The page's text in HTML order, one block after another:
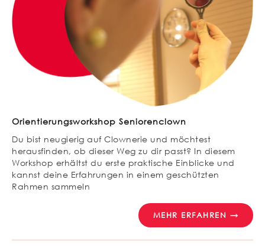
Orientierungsworkshop Seniorenclown
Du bist neugierig auf Clownerie und möchtest
herausfinden, ob dieser Weg zu dir passt? In diesem
Workshop erhältst du erste praktische Einblicke und
kannst deine Erfahrungen in einem geschützten
Rahmen sammeln
MEHR ERFAHREN →